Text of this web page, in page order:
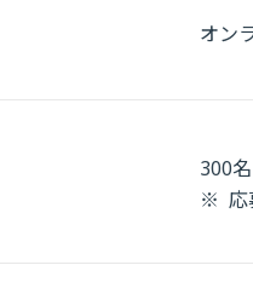
オン
300名
※ 応